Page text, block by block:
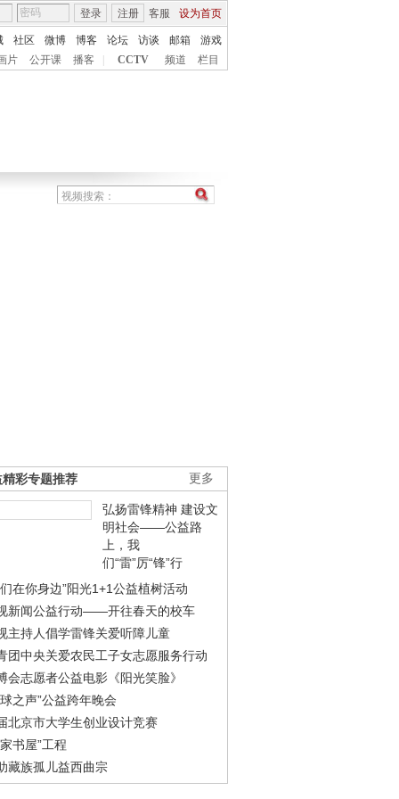
客服 设为首页
登录 注册
社区 微博 博客 论坛 访谈 邮箱
游戏
片 公开课 播客 CCTV 频道 栏目
更多
精彩专题推荐
弘扬雷锋精神 建设文
明社会——公益路
上，我
们“雷”厉“锋”行
在你身边”阳光1+1公益植树活动
新闻公益行动——开往春天的校车
主持人倡学雷锋关爱听障儿童
团中央关爱农民工子女志愿服务行动
会志愿者公益电影《阳光笑脸》
之声”公益跨年晚会
北京市大学生创业设计竞赛
书屋”工程
藏族孤儿益西曲宗